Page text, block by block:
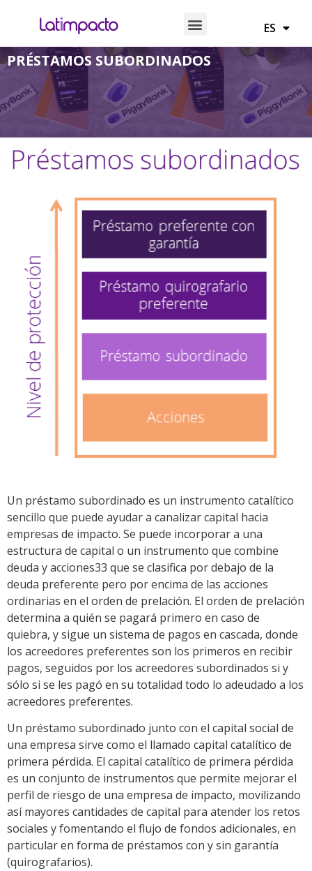
ES
PT
PRÉSTAMOS SUBORDINADOS
Un préstamo subordinado es un instrumento catalítico
sencillo que puede ayudar a canalizar capital hacia
empresas de impacto. Se puede incorporar a una
estructura de capital o un instrumento que combine
deuda y acciones33 que se clasifica por debajo de la
deuda preferente pero por encima de las acciones
ordinarias en el orden de prelación. El orden de prelación
determina a quién se pagará primero en caso de
quiebra, y sigue un sistema de pagos en cascada, donde
los acreedores preferentes son los primeros en recibir
pagos, seguidos por los acreedores subordinados si y
sólo si se les pagó en su totalidad todo lo adeudado a los
acreedores preferentes.
Un préstamo subordinado junto con el capital social de
una empresa sirve como el llamado capital catalítico de
primera pérdida. El capital catalítico de primera pérdida
es un conjunto de instrumentos que permite mejorar el
perfil de riesgo de una empresa de impacto, movilizando
así mayores cantidades de capital para atender los retos
sociales y fomentando el flujo de fondos adicionales, en
particular en forma de préstamos con y sin garantía
(quirografarios).